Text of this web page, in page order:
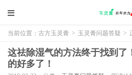
当前位置： 古方玉灵膏 > 玉灵膏问题答疑 >
这祛除湿气的方法终于找到了
的好多了！